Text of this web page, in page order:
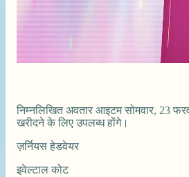
निम्नलिखित अवतार आइटम सोमवार, 23
खरीदने के लिए उपलब्ध होंगे।
ज़र्नियस हेडवेयर
इवेल्टाल कोट